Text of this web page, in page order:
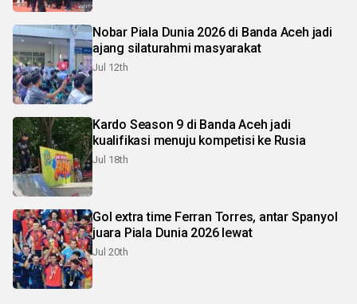
Nobar Piala Dunia 2026 di Banda Aceh jadi
ajang silaturahmi masyarakat
Jul 12th
Kardo Season 9 di Banda Aceh jadi
kualifikasi menuju kompetisi ke Rusia
Jul 18th
Gol extra time Ferran Torres, antar Spanyol
juara Piala Dunia 2026 lewat
Jul 20th